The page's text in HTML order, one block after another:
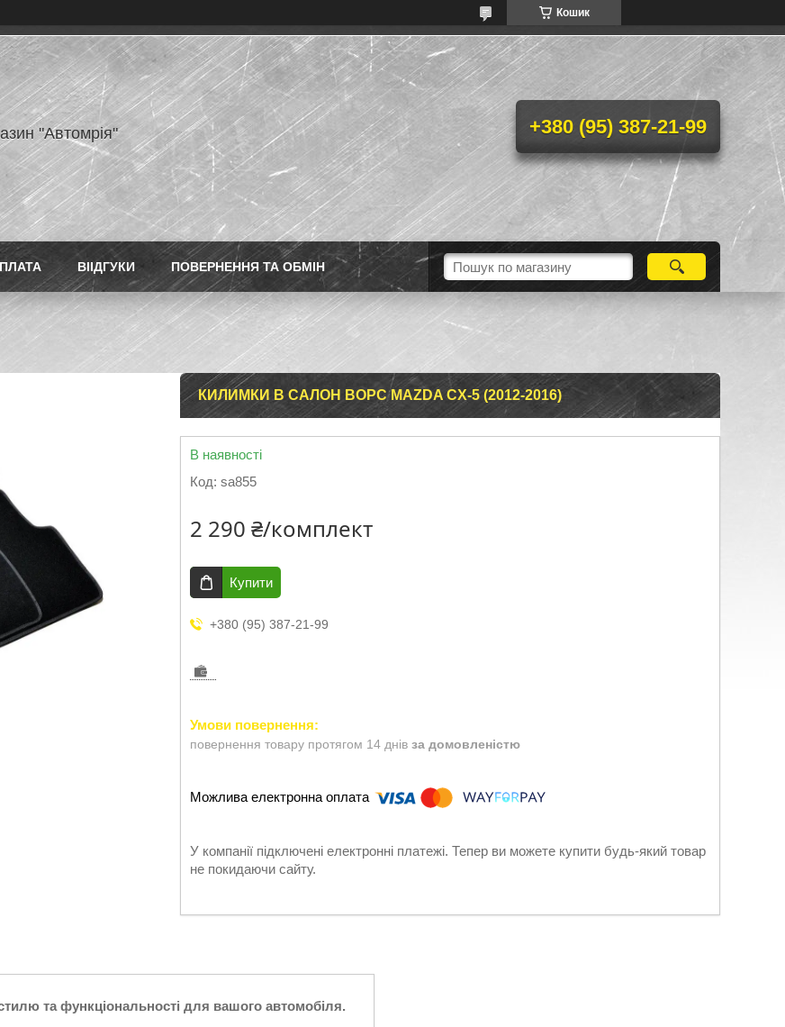
Кошик
"Автомрія" +380 (95) 387-21-99
ВІІДГУКИ ПОВЕРНЕННЯ ТА ОБМІН
КИЛИМКИ В САЛОН ВОРС MAZDA CX-5 (2012-2016)
В наявності
Код: sa855
2 290 ₴/комплект
Купити
+380 (95) 387-21-99
повернення товару протягом 14 днів за домовленістю
У компанії підключені електронні платежі. Тепер ви можете купити будь-який товар
не покидаючи сайту.
та функціональності для вашого автомобіля.